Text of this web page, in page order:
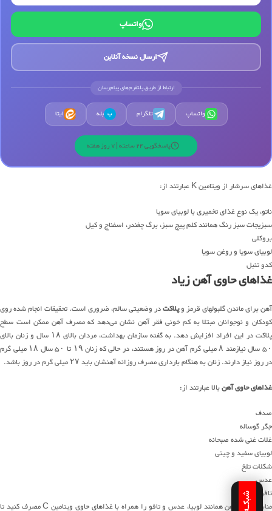
واتساپ
ارسال نسخه آنلاین
ارتباط از طریق پلتفرم‌های پیام‌رسان
واتساپ تلگرام ب بله ایتا
پاسخگویی 24 ساعته | 7 روز هفته
غذاهای سرشار از ویتامین K عبارتند از:
ناتو، یک نوع غذای تخمیری با لوبیای سویا
سبزیجات سبز رنگ همانند کلم پیچ سبز، برگ چغندر، اسفناج و کیل
بروکلی
لوبیای سویا و روغن سویا
کدو تنبل
غذاهای حاوی آهن زیاد
آهن برای ماندن گلبولهای قرمز وپلاکتدر وضعیتی سالم، ضروری است. تحقیقات انجام شده روی
کودکان و نوجوانان مبتلا به کم خونی فقر آهن نشان می‌دهد که مصرف آهن ممکن است سطح
پلاکت در این افراد افزایش دهد. به گفته سازمان بهداشت، مردان بالای ۱۸ سال و زنان بالای
۵۰ سال نیازمند ۸ میلی گرم آهن در روز هستند، در حالی که زنان ۱۹ تا ۵۰ سال ۱۸ میلی گرم
در روز نیاز دارند. زنان به هنگام بارداری مصرف روزانه آهنشان باید ۲۷ میلی گرم در روز باشد.
غذاهای حاوی آهنبالا عبارتند از:
صدف
جگر گوساله
غلات غنی شده صبحانه
لوبیای سفید و چیتی
شکلات تلخ
عدس
تافو
منابع گیاهی آهن همانند لوبیا، عدس و تافو را همراه با غذاهای حاوی ویتامین C مصرف کنید تا